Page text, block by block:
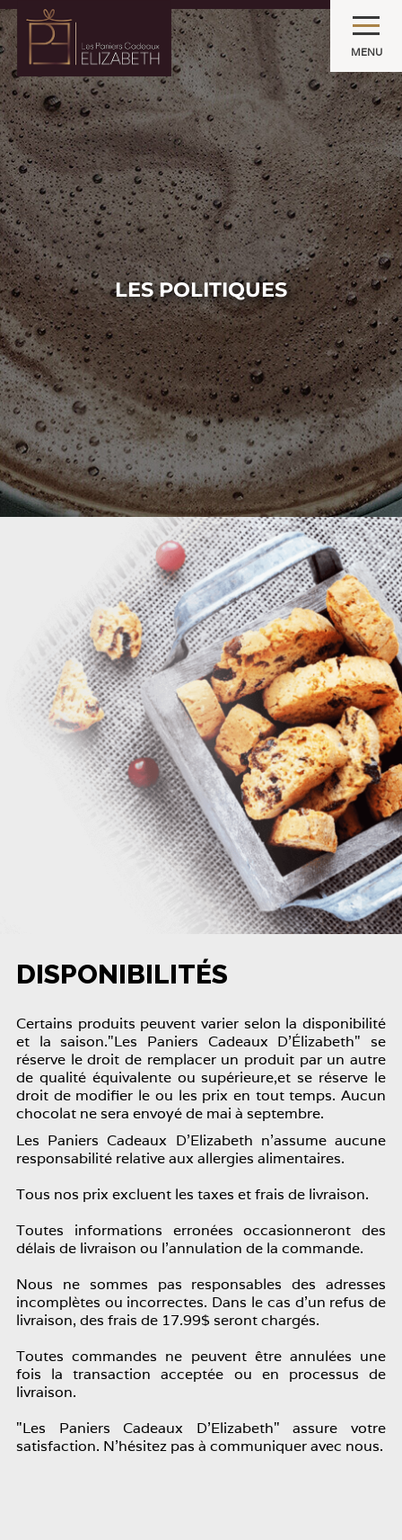
LES POLITIQUES
MENU
DISPONIBILITÉS
Certains produits peuvent varier selon la disponibilité
et la saison."Les Paniers Cadeaux D'Élizabeth" se
réserve le droit de remplacer un produit par un autre
de qualité équivalente ou supérieure,et se réserve le
droit de modifier le ou les prix en tout temps. Aucun
chocolat ne sera envoyé de mai à septembre.
Les Paniers Cadeaux D'Elizabeth n'assume aucune
responsabilité relative aux allergies alimentaires.
Tous nos prix excluent les taxes et frais de livraison.
Toutes informations erronées occasionneront des
délais de livraison ou l'annulation de la commande.
Nous ne sommes pas responsables des adresses
incomplètes ou incorrectes. Dans le cas d'un refus de
livraison, des frais de 17.99$ seront chargés.
Toutes commandes ne peuvent être annulées une
fois la transaction acceptée ou en processus de
livraison.
"Les Paniers Cadeaux D'Elizabeth" assure votre
satisfaction. N'hésitez pas à communiquer avec nous.